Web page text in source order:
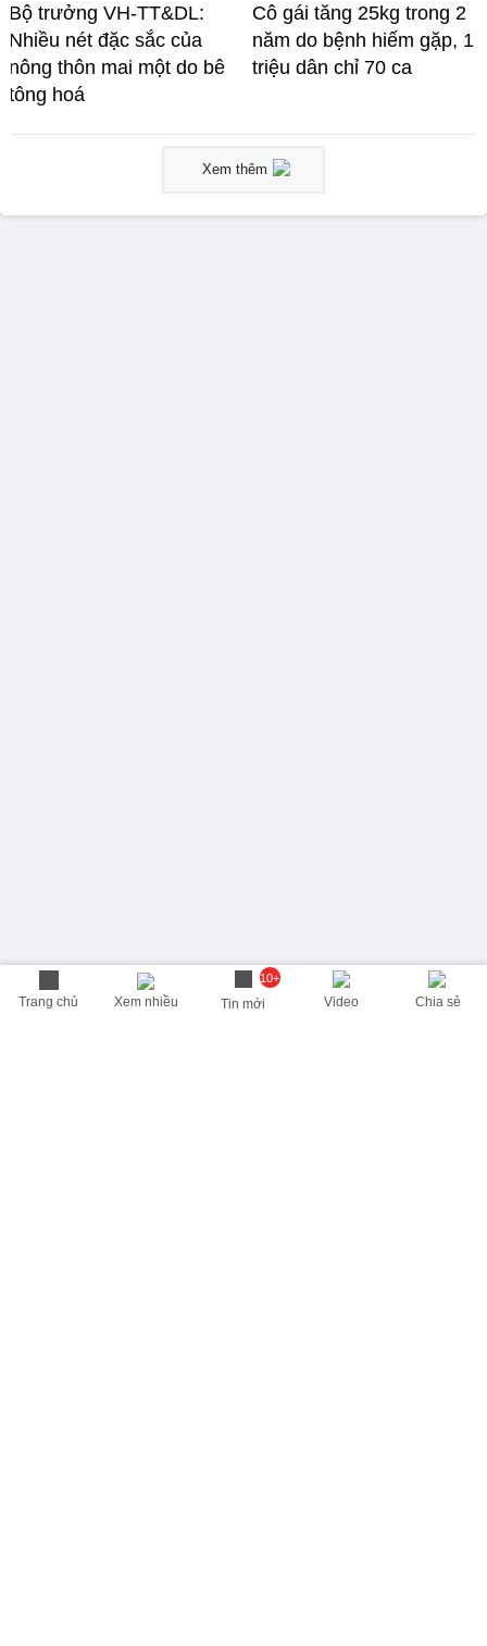
Trang chủ Xem nhiều
10+
Tin mới Video Chia sẻ
Bộ trưởng VH-TT&DL:
Nhiều nét đặc sắc của
nông thôn mai một do bê
tông hoá
Cô gái tăng 25kg trong 2
năm do bệnh hiếm gặp, 1
triệu dân chỉ 70 ca
Xem thêm